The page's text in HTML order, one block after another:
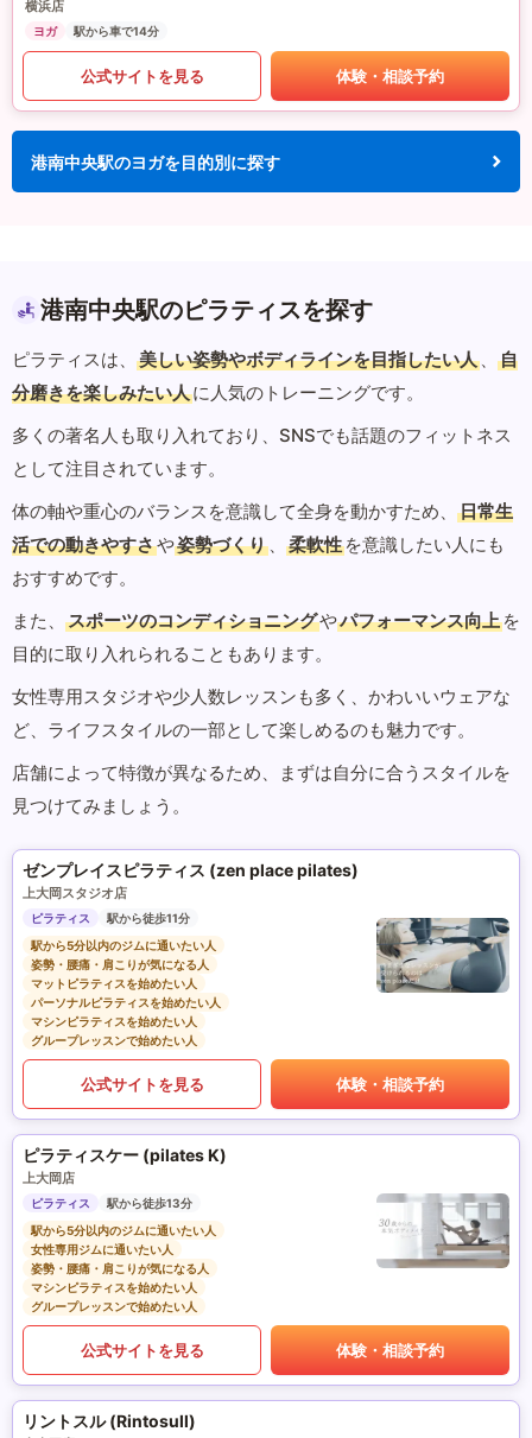
横浜店
ヨガ 駅から車で14分
公式サイトを見る 体験・相談予約
港南中央駅のヨガを目的別に探す
港南中央駅のピラティスを探す
ピラティスは、 美しい姿勢やボディラインを目指したい人 、
自
分磨きを楽しみたい人に人気のトレーニングです。
多くの著名人も取り入れており、SNSでも話題のフィットネス
として注目されています。
体の軸や重心のバランスを意識して全身を動かすため、
日常生
活での動きやすさや姿勢づくり 、 柔軟性 を意識したい人にも
おすすめです。
また、
スポーツのコンディショニングやパフォーマンス向上 を
目的に取り入れられることもあります。
女性専用スタジオや少人数レッスンも多く、かわいいウェアな
ど、ライフスタイルの一部として楽しめるのも魅力です。
店舗によって特徴が異なるため、まずは自分に合うスタイルを
見つけてみましょう。
ゼンプレイスピラティス (zen place pilates)
上大岡スタジオ店
ピラティス
駅から徒歩11分
駅から5分以内のジムに通いたい人
姿勢・腰痛・肩こりが気になる人
マットピラティスを始めたい人
パーソナルピラティスを始めたい人
マシンピラティスを始めたい人
グループレッスンで始めたい人
公式サイトを見る 体験・相談予約
ピラティスケー (pilates K)
上大岡店
ピラティス
駅から徒歩13分
駅から5分以内のジムに通いたい人
女性専用ジムに通いたい人
姿勢・腰痛・肩こりが気になる人
マシンピラティスを始めたい人
グループレッスンで始めたい人
公式サイトを見る 体験・相談予約
リントスル (Rintosull)